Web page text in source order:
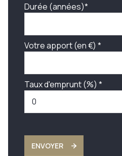
Durée (années)*
Votre apport (en €) *
Taux d'emprunt (%) *
ENVOYER